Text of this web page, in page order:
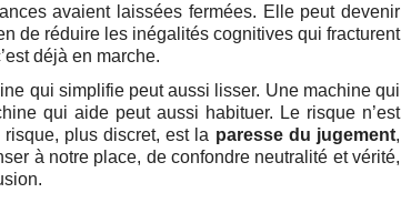
avaient laissées fermées. Elle peut devenir
de réduire les inégalités cognitives qui fracturent
déjà en marche.
qui simplifie peut aussi lisser. Une machine qui
qui aide peut aussi habituer. Le risque n’est
plus discret, est la paresse du jugement,
à notre place, de confondre neutralité et vérité,